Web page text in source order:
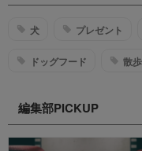
犬 プレゼント
ドッグフード 散歩
編集部PICKUP